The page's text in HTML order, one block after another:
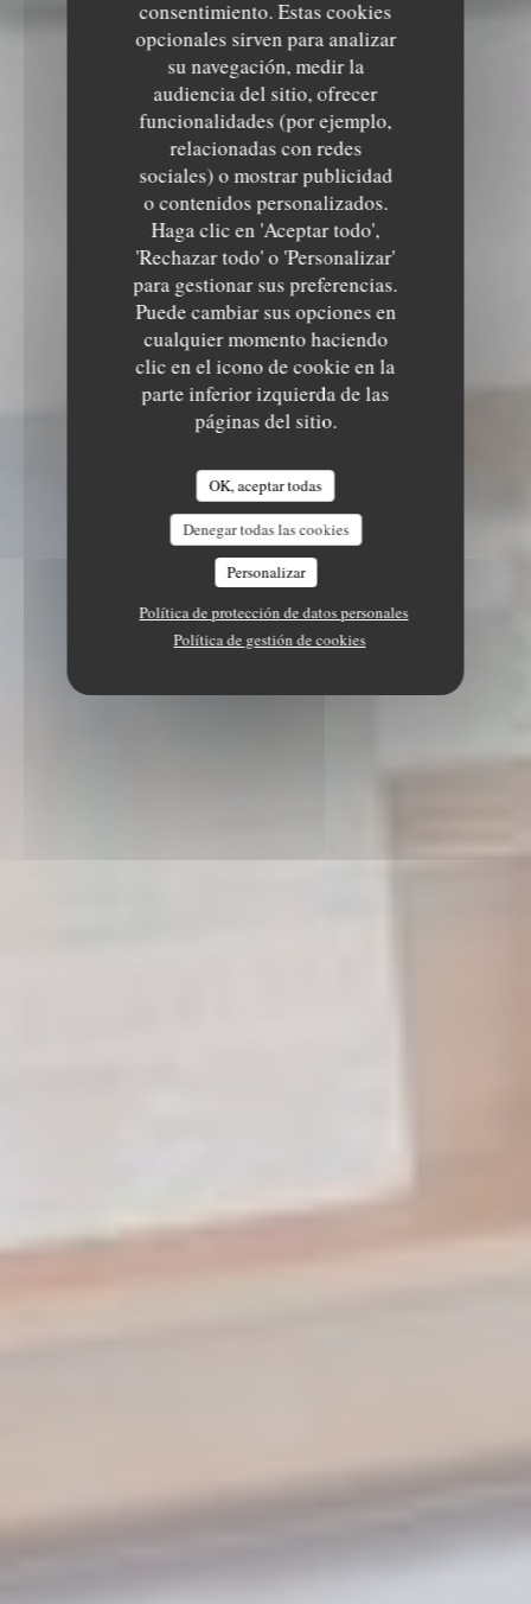
consentimiento. Estas cookies
opcionales sirven para analizar
su navegación, medir la
audiencia del sitio, ofrecer
funcionalidades (por ejemplo,
relacionadas con redes
sociales) o mostrar publicidad
o contenidos personalizados.
Haga clic en 'Aceptar todo',
'Rechazar todo' o 'Personalizar'
para gestionar sus preferencias.
Puede cambiar sus opciones en
cualquier momento haciendo
clic en el icono de cookie en la
parte inferior izquierda de las
páginas del sitio.
OK, aceptar todas
Denegar todas las cookies
Personalizar
Política de protección de datos personales
Política de gestión de cookies